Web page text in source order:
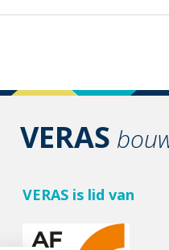
VERAS
VERAS is lid van